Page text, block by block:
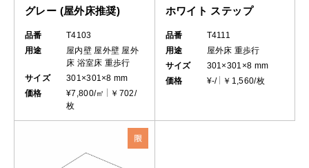
グレー (屋外床推奨)
品番
T4103
用途
屋内壁 屋外壁 屋外
床 浴室床 重歩行
サイズ
301×301×8 mm
価格
¥7,800/㎡
￥702/
枚
ホワイト ステップ
品番
T4111
用途
屋外床 重歩行
サイズ
301×301×8 mm
価格
¥-/ ￥1,560/枚